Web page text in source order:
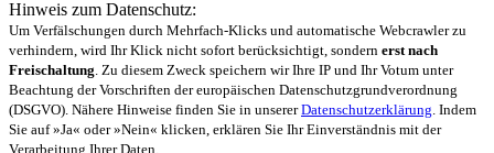
Hinweis zum Datenschutz:
Um Verfälschungen durch Mehrfach-Klicks und automatische Webcrawler zu
verhindern, wird Ihr Klick nicht sofort berücksichtigt, sondern erst nach
Freischaltung . Zu diesem Zweck speichern wir Ihre IP und Ihr Votum unter
Beachtung der Vorschriften der europäischen Datenschutzgrundverordnung
(DSGVO). Nähere Hinweise finden Sie in unsererDatenschutzerklärung . Indem
Sie auf »Ja« oder »Nein« klicken, erklären Sie Ihr Einverständnis mit der
Verarbeitung Ihrer Daten.